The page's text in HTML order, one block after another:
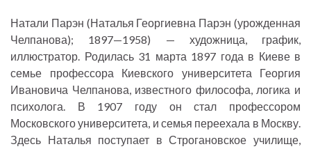
Натали Парэн (Наталья Георгиевна Парэн (урожденная
Челпанова); 1897—1958) — художница, график,
иллюстратор. Родилась 31 марта 1897 года в Киеве в
семье профессора Киевского университета Георгия
Ивановича Челпанова, известного философа, логика и
психолога. В 1907 году он стал профессором
Московского университета, и семья переехала в Москву.
Здесь Наталья поступает в Строгановское училище,